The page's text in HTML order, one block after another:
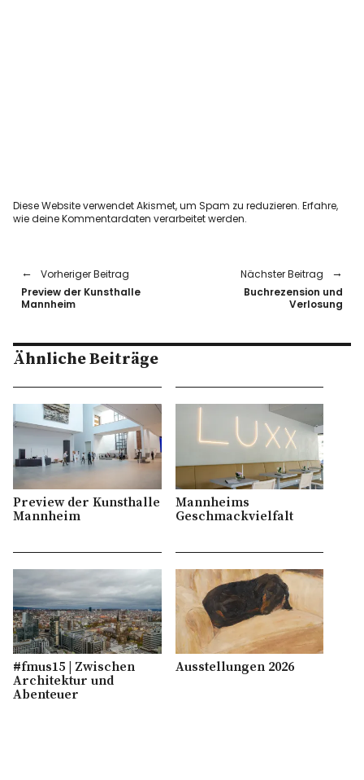
Diese Website verwendet Akismet, um Spam zu reduzieren.Erfahre,
wie deine Kommentardaten verarbeitet werden.
Vorheriger Beitrag
Preview der Kunsthalle
Mannheim
Nächster Beitrag
Buchrezension und
Verlosung
Ähnliche Beiträge
Preview der Kunsthalle
Mannheim
Mannheims
Geschmackvielfalt
#fmus15 | Zwischen
Architektur und
Abenteuer
Ausstellungen 2026